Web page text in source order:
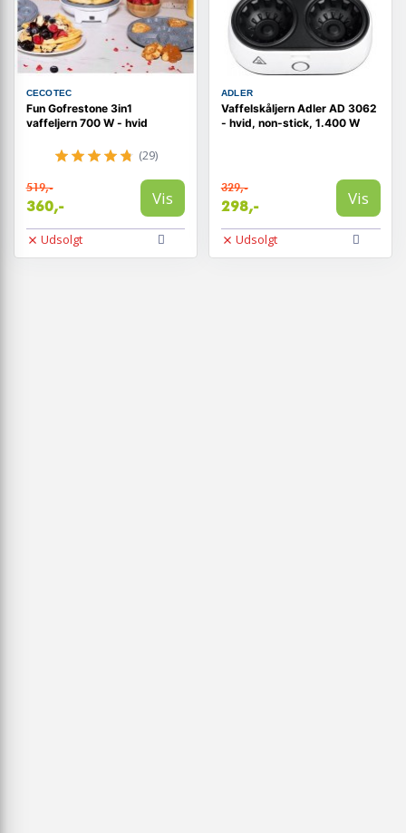
CECOTEC
Fun Gofrestone 3in1
vaffeljern 700 W - hvid
(29)
519,-
360,- Vis
Udsolgt
ADLER
Vaffelskåljern Adler AD 3062
- hvid, non-stick, 1.400 W
329,-
298,- Vis
Udsolgt